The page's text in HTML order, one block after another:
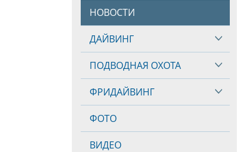
НОВОСТИ
ДАЙВИНГ
ПОДВОДНАЯ ОХОТА
ФРИДАЙВИНГ
ФОТО
ВИДЕО